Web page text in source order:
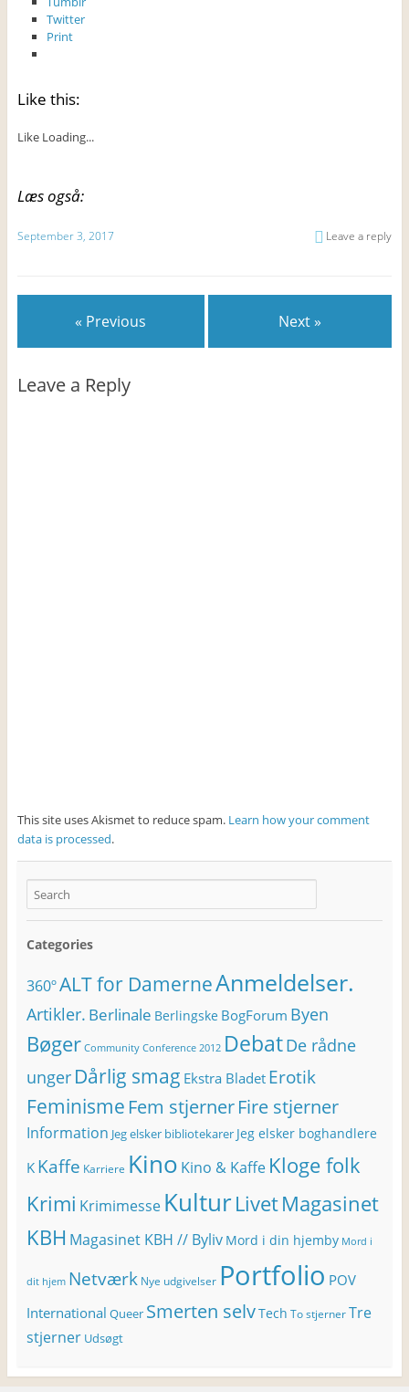
Twitter
Print
Like this:
Like Loading...
Læs også:
September 3, 2017 Leave a reply
« Previous Next »
Leave a Reply
This site uses Akismet to reduce spam. Learn how your comment
data is processed.
Categories
360ºALT for DamerneAnmeldelser.
Artikler. Berlinale Berlingske BogForum Byen
Bøger Community Conference 2012 DebatDe rådne
unger Dårlig smag Ekstra Bladet Erotik
Feminisme Fem stjernerFire stjerner
Information Jeg elsker bibliotekarer Jeg elsker boghandlere
K Kaffe Karriere Kino Kino & Kaffe Kloge folk
Krimi Krimimesse KulturLivetMagasinet
KBH Magasinet KBH // Byliv Mord i din hjemby Mord i
dit hjem Netværk Nye udgivelser Portfolio POV
International Queer Smerten selvTech To stjerner Tre
stjerner Udsøgt